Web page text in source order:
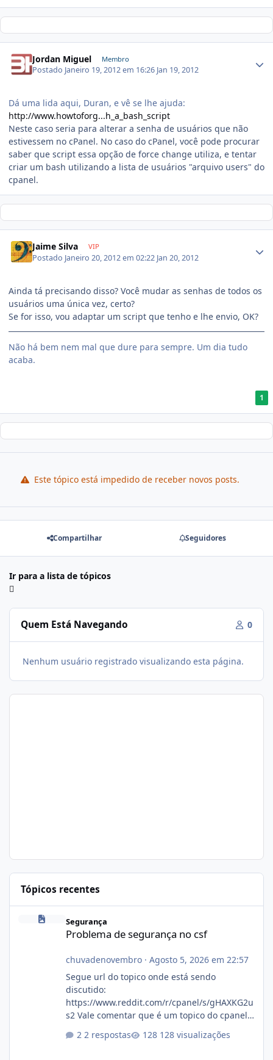
Jordan Miguel Membro
Postado Janeiro 19, 2012 em 16:26 Jan 19, 2012
Dá uma lida aqui, Duran, e vê se lhe ajuda:
http://www.howtoforg...h_a_bash_script
Neste caso seria para alterar a senha de usuários que não
estivessem no cPanel. No caso do cPanel, você pode procurar
saber que script essa opção de force change utiliza, e tentar
criar um bash utilizando a lista de usuários "arquivo users" do
cpanel.
Jaime Silva VIP
Postado Janeiro 20, 2012 em 02:22 Jan 20, 2012
Ainda tá precisando disso? Você mudar as senhas de todos os
usuários uma única vez, certo?
Se for isso, vou adaptar um script que tenho e lhe envio, OK?
Não há bem nem mal que dure para sempre. Um dia tudo
acaba.
1
Este tópico está impedido de receber novos posts.
Compartilhar Seguidores
Ir para a lista de tópicos
Quem Está Navegando 0
Nenhum usuário registrado visualizando esta página.
Tópicos recentes
Problema de segurança no csf
Segurança
Problema de segurança no csf
chuvadenovembro· Agosto 5, 2026 em 22:57
Segue url do topico onde está sendo
discutido:
https://www.reddit.com/r/cpanel/s/gHAXKG2u
s2 Vale comentar que é um topico do cpanel...
2 respostas 128 visualizações